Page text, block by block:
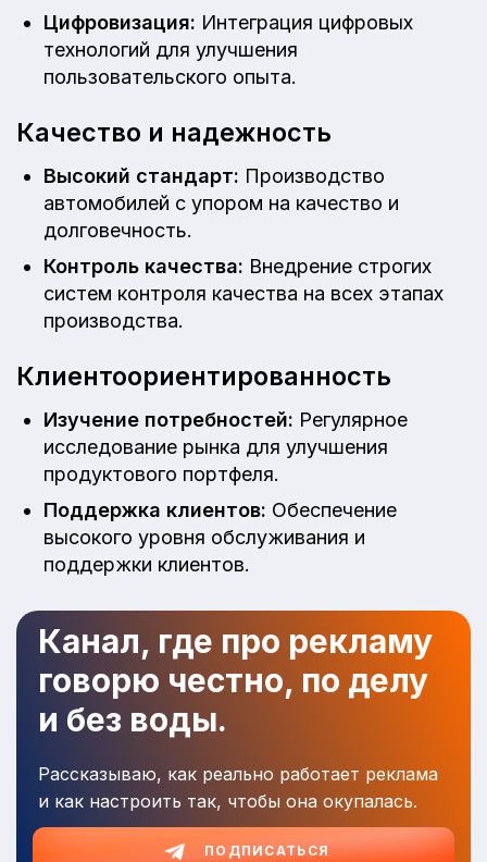
Цифровизация: Интеграция цифровых
технологий для улучшения
пользовательского опыта.
Качество и надежность
Высокий стандарт: Производство
автомобилей с упором на качество и
долговечность.
Контроль качества: Внедрение строгих
систем контроля качества на всех этапах
производства.
Клиентоориентированность
Изучение потребностей: Регулярное
исследование рынка для улучшения
продуктового портфеля.
Поддержка клиентов: Обеспечение
высокого уровня обслуживания и
поддержки клиентов.
Канал, где про рекламу
говорю честно, по делу
и без воды.
Рассказываю, как реально работает реклама
и как настроить так, чтобы она окупалась.
ПОДПИСАТЬСЯ